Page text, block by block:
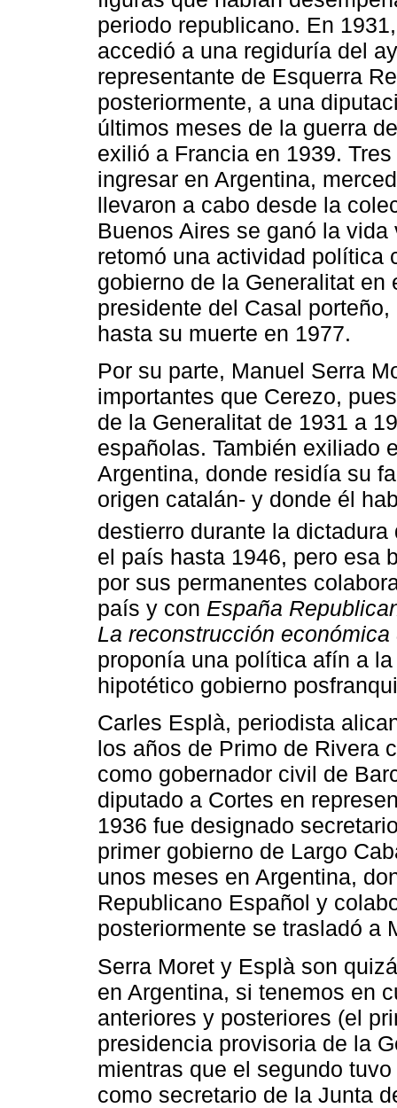
periodo republicano. En
accedió a una regiduría del
representante de Esquerra
posteriormente, a una
últimos meses de la guerra
exilió a Francia en 1939.
ingresar en Argentina,
llevaron a cabo desde la
Buenos Aires se ganó la
retomó una actividad política
gobierno de la Generalitat
presidente del Casal
hasta su muerte en 1977.
Por su parte, Manuel Serra
importantes que Cerezo,
de la Generalitat de 1931 a
españolas. También exiliado
Argentina, donde residía su
origen catalán- y donde él
destierro durante la
el país hasta 1946, pero esa
por sus permanentes
país y con España
La reconstrucción económica
proponía una política afín a
hipotético gobierno
Carles Esplà, periodista
los años de Primo de Rivera
como gobernador civil de
diputado a Cortes en
1936 fue designado
primer gobierno de Largo
unos meses en Argentina,
Republicano Español y
posteriormente se trasladó a
Serra Moret y Esplà son
en Argentina, si tenemos en
anteriores y posteriores (el
presidencia provisoria de la
mientras que el segundo
como secretario de la Junta